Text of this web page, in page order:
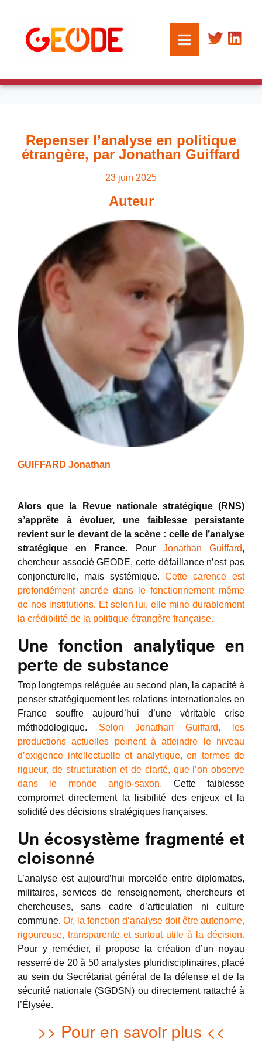
Repenser l’analyse en politique
étrangère, par Jonathan Guiffard
23 juin 2025
Auteur
GUIFFARD Jonathan
Alors que la Revue nationale stratégique (RNS)
s’apprête à évoluer, une faiblesse persistante
revient sur le devant de la scène : celle de l’analyse
stratégique en France. Pour Jonathan Guiffard,
chercheur associé GEODE, cette défaillance n’est pas
conjoncturelle, mais systémique.Cette carence est
profondément ancrée dans le fonctionnement même
de nos institutions. Et selon lui, elle mine durablement
la crédibilité de la politique étrangère française.
Une fonction analytique en
perte de substance
Trop longtemps reléguée au second plan, la capacité à
penser stratégiquement les relations internationales en
France souffre aujourd’hui d’une véritable crise
méthodologique. Selon Jonathan Guiffard, les
productions actuelles peinent à atteindre le niveau
d’exigence intellectuelle et analytique, en termes de
rigueur, de structuration et de clarté, que l’on observe
dans le monde anglo-saxon. Cette faiblesse
compromet directement la lisibilité des enjeux et la
solidité des décisions stratégiques françaises.
Un écosystème fragmenté et
cloisonné
L’analyse est aujourd’hui morcelée entre diplomates,
militaires, services de renseignement, chercheurs et
chercheuses, sans cadre d’articulation ni culture
commune. Or, la fonction d’analyse doit être autonome,
rigoureuse, transparente et surtout utile à la décision.
Pour y remédier, il propose la création d’un noyau
resserré de 20 à 50 analystes pluridisciplinaires, placé
au sein du Secrétariat général de la défense et de la
sécurité nationale (SGDSN) ou directement rattaché à
l’Élysée.
>> Pour en savoir plus <<